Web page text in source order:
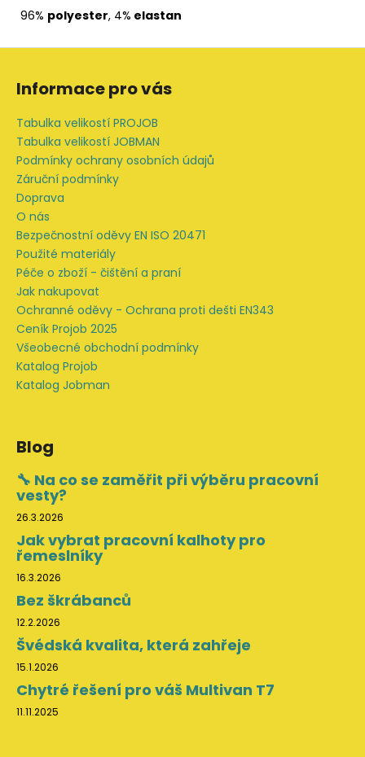
96% polyester, 4% elastan
Z
Informace pro vás
Tabulka velikostí PROJOB
Tabulka velikostí JOBMAN
Podmínky ochrany osobních údajů
Záruční podmínky
Doprava
O nás
Bezpečnostní oděvy EN ISO 20471
Použité materiály
Péče o zboží - čištění a praní
Jak nakupovat
Ochranné oděvy - Ochrana proti dešti EN343
Ceník Projob 2025
Všeobecné obchodní podmínky
Katalog Projob
Katalog Jobman
Blog
🔧 Na co se zaměřit při výběru pracovní
vesty?
26.3.2026
Jak vybrat pracovní kalhoty pro
řemeslníky
16.3.2026
Bez škrábanců
12.2.2026
Švédská kvalita, která zahřeje
15.1.2026
Chytré řešení pro váš Multivan T7
11.11.2025